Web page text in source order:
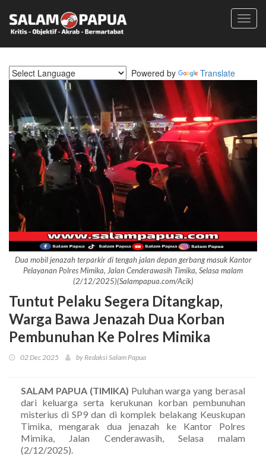
Powered by Translate
Dua mobil jenazah terparkir di tengah jalan depan gerbang masuk Kantor
Pelayanan Polres Mimika, Jalan Cenderawasih Timika, Selasa malam
(2/12/2025)(Salampapua.com/Acik)
Tuntut Pelaku Segera Ditangkap,
Warga Bawa Jenazah Dua Korban
Pembunuhan Ke Polres Mimika
02 Dec 2025 by Redaksi Salam Papua
SALAM PAPUA (TIMIKA) Puluhan warga yang berasal
dari keluarga serta kerukunan korban pembunuhan
misterius di SP9 dan di komplek belakang Keuskupan
Timika, mengarak dua jenazah ke Kantor Polres
Mimika, Jalan Cenderawasih, Selasa malam
(2/12/2025).